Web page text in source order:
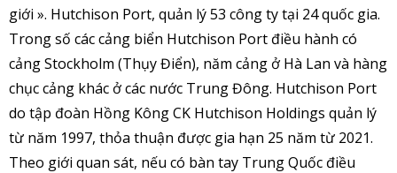
giới ». Hutchison Port, quản lý 53 công ty tại 24 quốc gia.
Trong số các cảng biển Hutchison Port điều hành có
cảng Stockholm (Thụy Điển), năm cảng ở Hà Lan và hàng
chục cảng khác ở các nước Trung Đông. Hutchison Port
do tập đoàn Hồng Kông CK Hutchison Holdings quản lý
từ năm 1997, thỏa thuận được gia hạn 25 năm từ 2021.
Theo giới quan sát, nếu có bàn tay Trung Quốc điều